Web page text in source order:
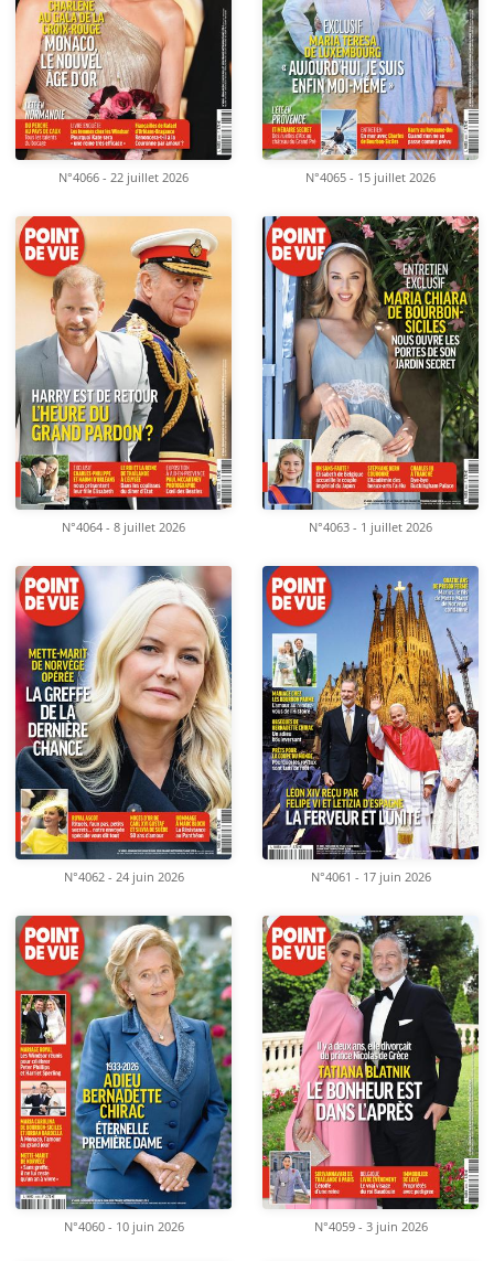
N°4066 - 22 juillet 2026 N°4065 - 15 juillet 2026
N°4064 - 8 juillet 2026 N°4063 - 1 juillet 2026
N°4062 - 24 juin 2026 N°4061 - 17 juin 2026
N°4060 - 10 juin 2026 N°4059 - 3 juin 2026